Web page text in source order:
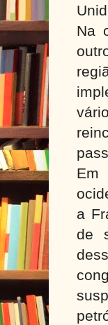
Na
Em
a
de